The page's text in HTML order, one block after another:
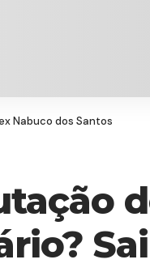
Nabuco dos Santos